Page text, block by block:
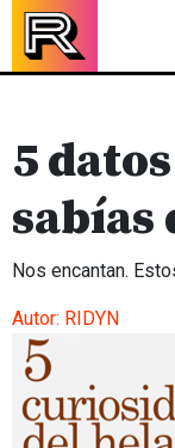
Skip
content
5
sabías
Nos encantan.
Autor: RIDYN